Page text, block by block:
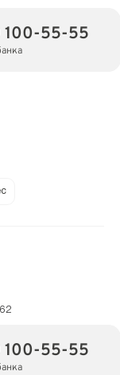
100-55-55
100-55-55